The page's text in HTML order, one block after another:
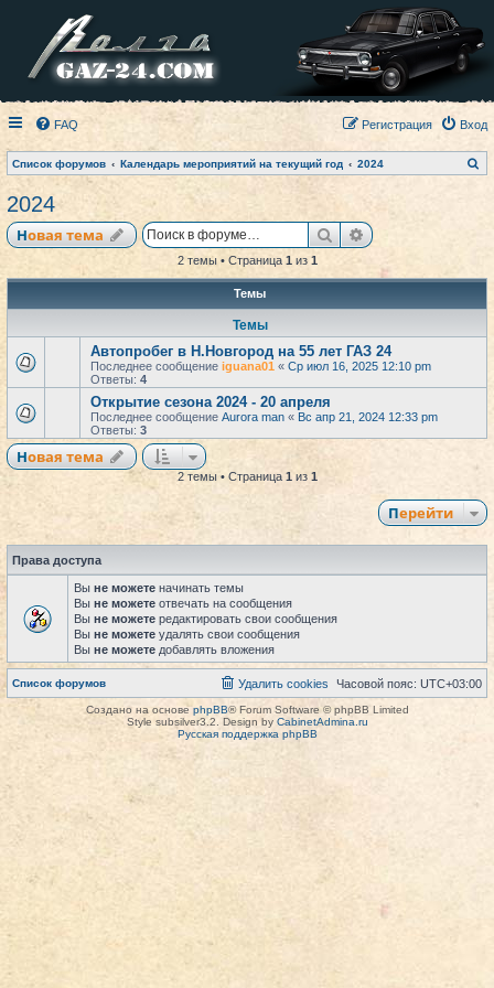
FAQ Вход
Регистрация
Список форумов Календарь мероприятий на текущий год 2024
о
2024
Новая тема ПоискРасширенный
2 темы • Страница 1из 1
Темы
Темы
Автопробег в Н.Новгород на 55 лет ГАЗ 24
Последнее сообщение iguana01 « Ср июл 16, 2025 12:10 pm
Ответы: 4
Открытие сезона 2024 - 20 апреля
Последнее сообщение Aurora man « Вс апр 21, 2024 12:33 pm
Ответы: 3
Новая тема
2 темы • Страница 1из 1
Перейти
Права доступа
Вы не можете начинать темы
Вы не можете отвечать на сообщения
Вы не можете редактировать свои сообщения
Вы не можете удалять свои сообщения
Вы не можете добавлять вложения
Список форумов Часовой пояс: UTC+03:00
Удалить cookies
Создано на основеphpBB® Forum Software © phpBB Limited
Style subsilver3.2. Design by CabinetAdmina.ru
Русская поддержка phpBB